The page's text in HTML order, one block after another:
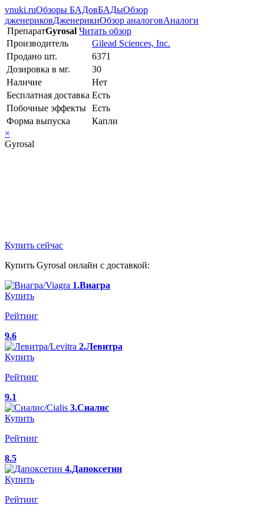
vnuki.ruОбзоры БАДовБАДыОбзор
дженериковДженерикиОбзор аналоговАналоги
ПрепаратGyrosal Читать обзор
Производитель
Gilead Sciences, Inc.
Продано шт.
6371
Дозировка в мг.
30
Наличие
Нет
Бесплатная доставка Есть
Побочные эффекты Есть
Форма выпуска
Капли
×
Gyrosal
Купить сейчас
Купить Gyrosal онлайн с доставкой:
1.Виагра
Купить
Рейтинг
9.6
2.Левитра
Купить
Рейтинг
9.1
3.Сиалис
Купить
Рейтинг
8.5
4.Дапоксетин
Купить
Рейтинг